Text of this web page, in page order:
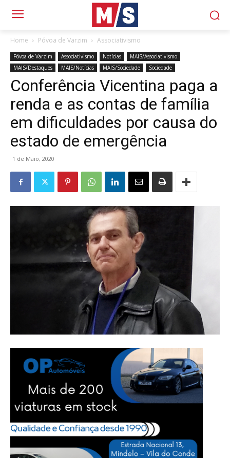
Home Póvoa de Varzim Associativismo
Póvoa de Varzim Associativismo Notícias
MAIS/Associativismo
MAIS/Destaques
MAIS/Notícias MAIS/Sociedade Sociedade
Conferência Vicentina paga a
renda e as contas de família
em dificuldades por causa do
estado de emergência
1 de Maio, 2020